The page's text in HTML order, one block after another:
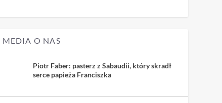
MEDIA O NAS
Piotr Faber: pasterz z Sabaudii, który skradł
serce papieża Franciszka